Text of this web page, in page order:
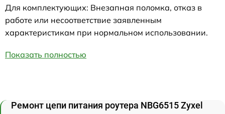
Для комплектующих: Внезапная поломка, отказ в
работе или несоответствие заявленным
характеристикам при нормальном использовании.
Показать полностью
Ремонт цепи питания роутера NBG6515 Zyxel